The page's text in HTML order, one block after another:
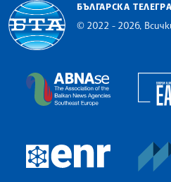
БЪЛГАРСКА
© 2022 - 2026,
The
European